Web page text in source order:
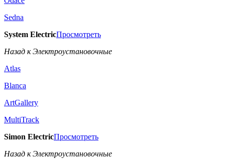
Sedna
System ElectricПросмотреть
Назад к Электроустановочные
Atlas
Blanca
ArtGallery
MultiTrack
Simon ElectricПросмотреть
Назад к Электроустановочные